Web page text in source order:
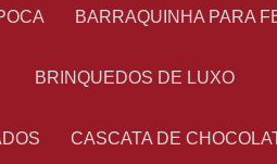
BARRAQUINHA PARA
BRINQUEDOS DE LUXO
CASCATA DE